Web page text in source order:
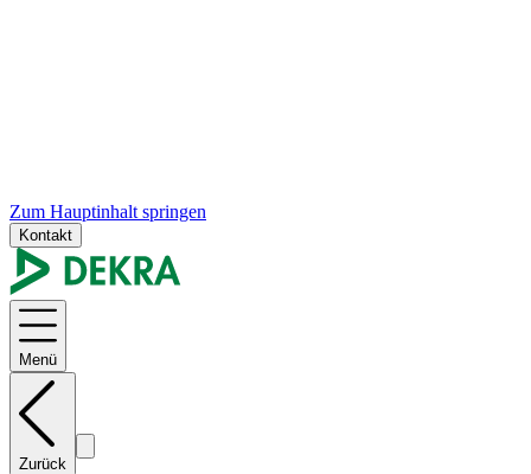
Zum Hauptinhalt springen
Kontakt
Menü
Zurück